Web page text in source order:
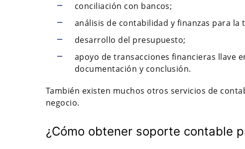
conciliación con bancos;
análisis de contabilidad y finanzas para la
desarrollo del presupuesto;
apoyo de transacciones financieras llave
documentación y conclusión.
También existen muchos otros servicios de
negocio.
¿Cómo obtener soporte contable